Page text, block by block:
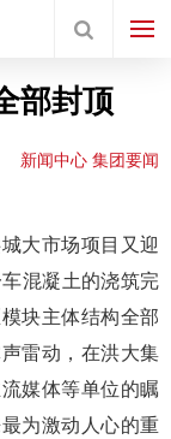
部封顶
新闻中心 集团要闻
大市场项目又迎
混凝土的浇筑完
块主体结构全部
雷动，在洪大集
媒体等单位的瞩
为激动人心的重